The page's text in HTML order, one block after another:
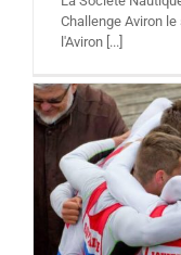
Challenge Aviron
l'Aviron [...]